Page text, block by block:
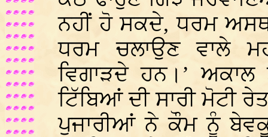
ਨਹੀਂ ਹੋ ਸਕਦੇ, ਧਰਮ
ਧਰਮ ਚਲਾਉਣ ਵਾਲੇ
ਵਿਗਾੜਦੇ ਹਨ।’
ਟਿੱਬਿਆਂ ਦੀ ਸਾਰੀ ਮੋਟੀ
ਪੁਜਾਰੀਆਂ ਨੇ ਕੌਮ ਨੂੰ